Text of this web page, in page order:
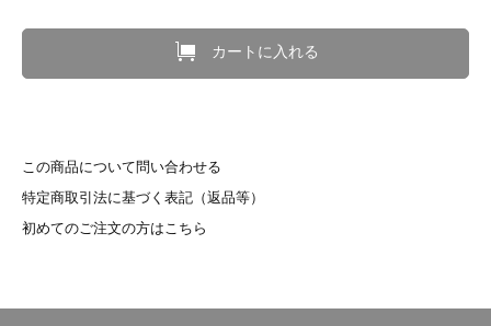
カートに入れる
この商品について問い合わせる
特定商取引法に基づく表記（返品等）
初めてのご注文の方はこちら